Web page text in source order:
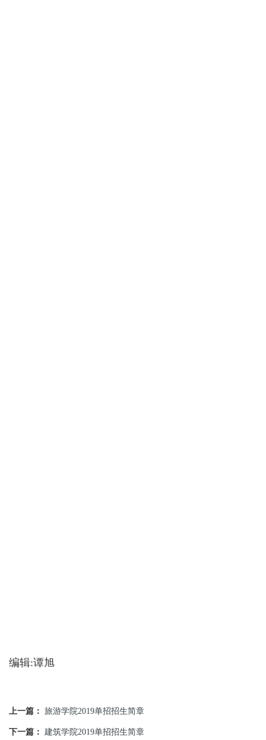
编辑:谭旭
上一篇： 旅游学院2019单招招生简章
下一篇： 建筑学院2019单招招生简章